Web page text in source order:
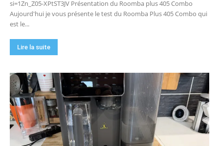
si=1Zn_Z05-XPtST3JV Présentation du Roomba plus 405 Combo
Aujourd'hui je vous présente le test du Roomba Plus 405 Combo qui
est le...
Lire la suite